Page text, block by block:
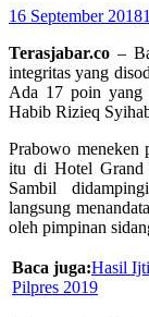
16 September 2018
Terasjabar.co –
integritas yang
Ada 17 poin yang
Habib Rizieq
Prabowo meneken
itu di Hotel Grand
Sambil
langsung
oleh pimpinan
Baca juga:Hasil
Pilpres 2019